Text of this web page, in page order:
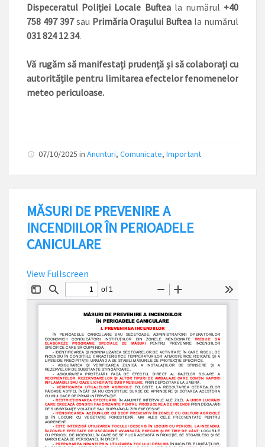
Dispeceratul Poliției Locale Bufteala numărul +40
758 497 397sau Primăria Orașului Buftea la numărul
031 824 12 34.
Vă rugăm să manifestați prudență și să colaborați cu
autoritățile pentru limitarea efectelor fenomenelor
meteo periculoase.
07/10/2025 in Anunturi, Comunicate, Important
MĂSURI DE PREVENIRE A
INCENDIILOR ÎN PERIOADELE
CANICULARE
View Fullscreen